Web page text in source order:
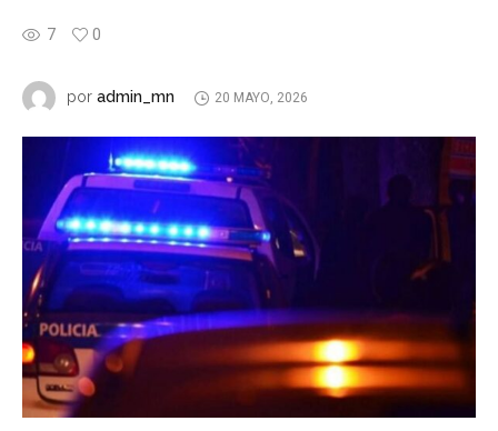
7 0
por admin_mn 20 MAYO, 2026